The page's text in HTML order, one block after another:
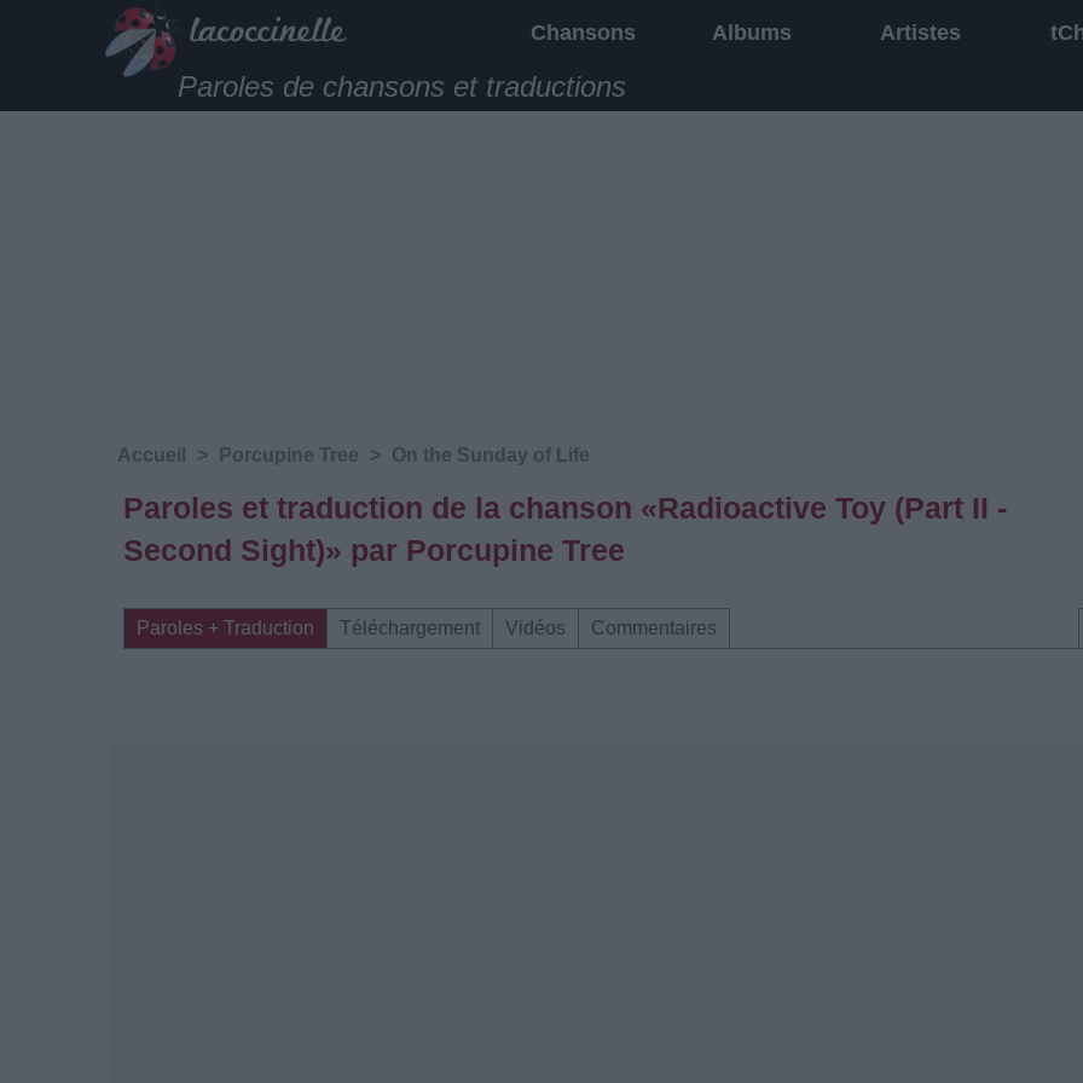
Chansons Albums Artistes
Paroles de chansons et traductions
Accueil > Porcupine Tree > On the Sunday of Life
Paroles et traduction de la chanson «Radioactive Toy (Part II -
Second Sight)» par Porcupine Tree
Paroles + Traduction Téléchargement Vidéos Commentaires